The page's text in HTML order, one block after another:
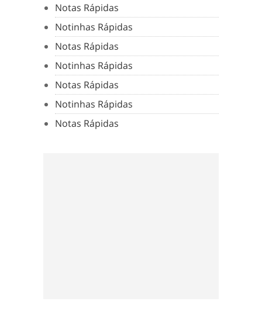
Notas Rápidas
Notinhas Rápidas
Notas Rápidas
Notinhas Rápidas
Notas Rápidas
Notinhas Rápidas
Notas Rápidas